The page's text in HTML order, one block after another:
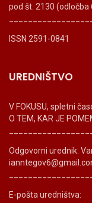
pod št. 2130
ISSN 2591-0841
UREDNIŠTVO
V FOKUSU, spletni
O TEM, KAR JE
Odgovorni urednik:
E-pošta uredništva: